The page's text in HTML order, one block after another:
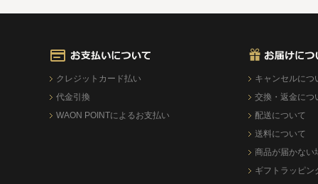
クレジットカード払い
代金引換
WAON POINTによるお支払い
キャンセルにつ
交換・返金につ
配送について
送料について
商品が届かない
ギフトラッピン